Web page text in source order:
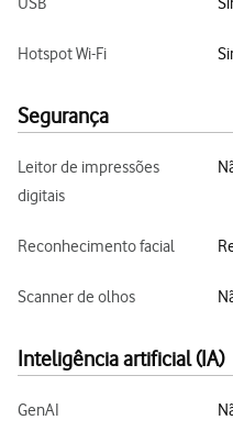
Hotspot Wi-Fi
Segurança
Leitor de impressões
digitais
Reconhecimento facial
Scanner de olhos
Inteligência artificial (IA)
GenAI